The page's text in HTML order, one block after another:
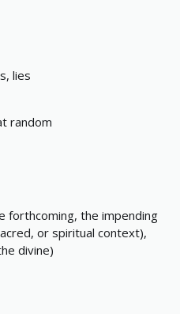
lies
random
forthcoming, the impending
or spiritual context),
divine)